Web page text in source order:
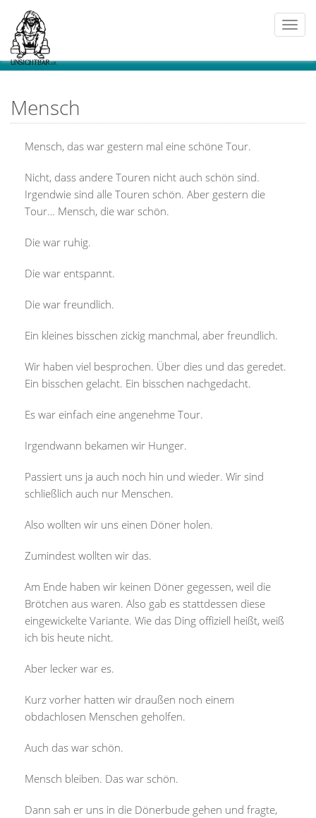
Mensch
Mensch, das war gestern mal eine schöne Tour.
Nicht, dass andere Touren nicht auch schön sind.
Irgendwie sind alle Touren schön. Aber gestern die
Tour… Mensch, die war schön.
Die war ruhig.
Die war entspannt.
Die war freundlich.
Ein kleines bisschen zickig manchmal, aber freundlich.
Wir haben viel besprochen. Über dies und das geredet.
Ein bisschen gelacht. Ein bisschen nachgedacht.
Es war einfach eine angenehme Tour.
Irgendwann bekamen wir Hunger.
Passiert uns ja auch noch hin und wieder. Wir sind
schließlich auch nur Menschen.
Also wollten wir uns einen Döner holen.
Zumindest wollten wir das.
Am Ende haben wir keinen Döner gegessen, weil die
Brötchen aus waren. Also gab es stattdessen diese
eingewickelte Variante. Wie das Ding offiziell heißt, weiß
ich bis heute nicht.
Aber lecker war es.
Kurz vorher hatten wir draußen noch einem
obdachlosen Menschen geholfen.
Auch das war schön.
Mensch bleiben. Das war schön.
Dann sah er uns in die Dönerbude gehen und fragte,